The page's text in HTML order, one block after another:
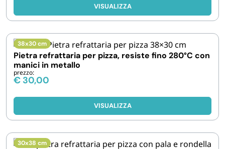
VISUALIZZA
38x30 cm
Pietra refrattaria per pizza, resiste fino 280°C con
manici in metallo
prezzo:
€ 30,00
VISUALIZZA
30x38 cm